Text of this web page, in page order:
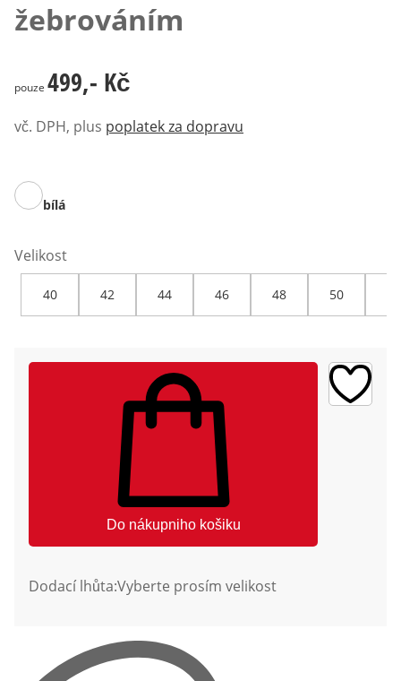
žebrováním
499,- Kč
pouze 499,- Kč
vč. DPH, plus poplatek za dopravu
bílá
Velikost
40 42 44 46 48 50
Do nákupniho košiku
Dodací lhůta:Vyberte prosím velikost